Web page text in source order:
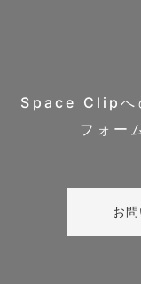
Space Clipへ
フォー
お